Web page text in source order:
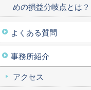
めの損益分岐点とは？
よくある質問
事務所紹介
アクセス